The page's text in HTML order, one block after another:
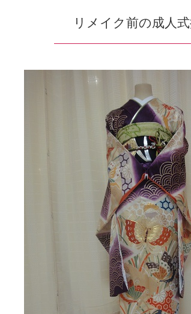
リメイク前の成人